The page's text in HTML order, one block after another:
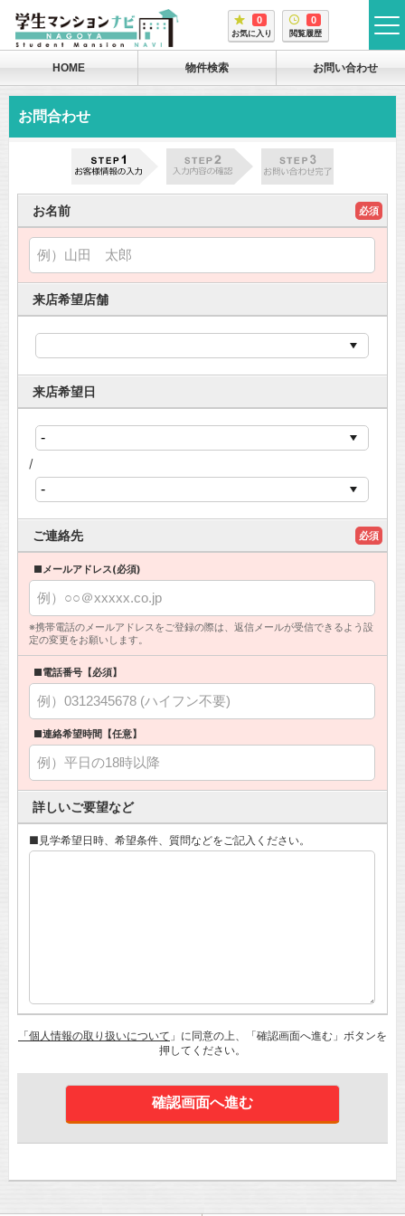
0
お気に入り
0
閲覧履歴
HOME 物件検索 お問い合わせ
お問合わせ
お名前 必須
来店希望店舗
来店希望日
/
ご連絡先 必須
■メールアドレス(必須)
※携帯電話のメールアドレスをご登録の際は、返信メールが受信できるよう設
定の変更をお願いします。
■電話番号【必須】
■連絡希望時間【任意】
詳しいご要望など
■見学希望日時、希望条件、質問などをご記入ください。
「個人情報の取り扱いについて 」に同意の上、「確認画面へ進む」ボタンを
押してください。